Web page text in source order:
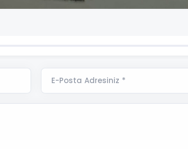
E-Posta Adresiniz *